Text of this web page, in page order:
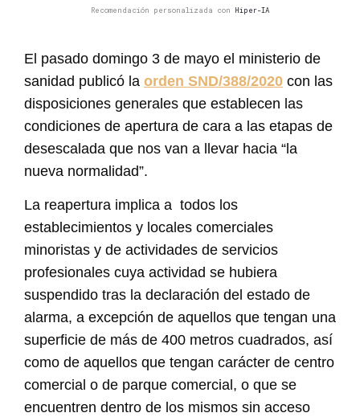
Recomendación personalizada con Hiper-IA
El pasado domingo 3 de mayo el ministerio de
sanidad publicó la orden SND/388/2020 con las
disposiciones generales que establecen las
condiciones de apertura de cara a las etapas de
desescalada que nos van a llevar hacia “la
nueva normalidad”.
La reapertura implica a todos los
establecimientos y locales comerciales
minoristas y de actividades de servicios
profesionales cuya actividad se hubiera
suspendido tras la declaración del estado de
alarma, a excepción de aquellos que tengan una
superficie de más de 400 metros cuadrados, así
como de aquellos que tengan carácter de centro
comercial o de parque comercial, o que se
encuentren dentro de los mismos sin acceso